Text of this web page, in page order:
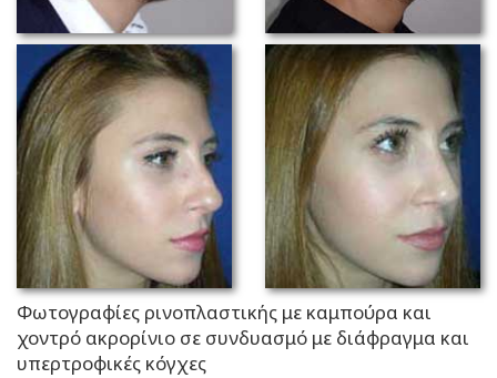
Φωτογραφίες ρινοπλαστικής με καμπούρα και
χοντρό ακρορίνιο σε συνδυασμό με διάφραγμα και
υπερτροφικές κόγχες